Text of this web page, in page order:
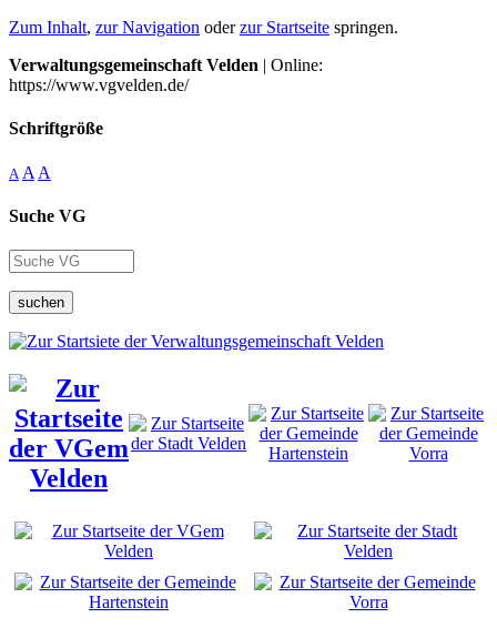
Zum Inhalt, zur Navigation oderzur Startseite springen.
Verwaltungsgemeinschaft Velden | Online:
https://www.vgvelden.de/
Schriftgröße
A A A
Suche VG
suchen